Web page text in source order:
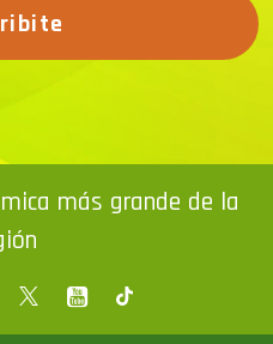
más grande de la